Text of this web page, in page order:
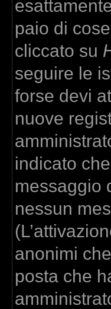
paio di
cliccato su
seguire le
forse devi
nuove
indicato
messaggio
nessun
anonimi
posta che